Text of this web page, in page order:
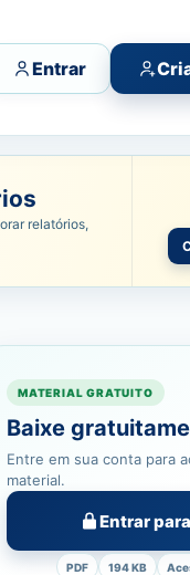
Entrar
relatórios,
MATERIAL GRATUITO
Baixe
Entre em sua conta para
material.
Entrar
PDF 194 KB